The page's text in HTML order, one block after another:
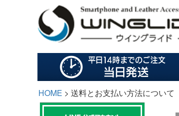
HOME 送料とお支払い方法について